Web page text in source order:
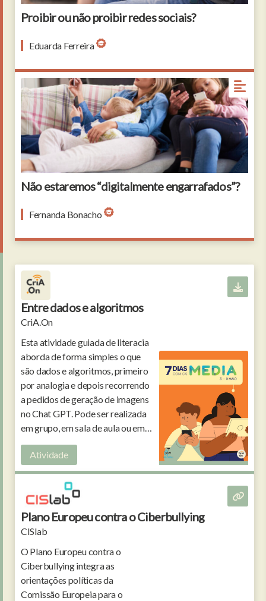
Proibir ou não proibir redes sociais?
Eduarda Ferreira
Parents and children using mobile phone in living
room
Não estaremos “digitalmente engarrafados”?
Fernanda Bonacho
Entre dados e algoritmos
CriA.On
Esta atividade guiada de literacia
aborda de forma simples o que
são dados e algoritmos, primeiro
por analogia e depois recorrendo
a pedidos de geração de imagens
no Chat GPT. Pode ser realizada
em grupo, em sala de aula ou em
família.
Atividade
Plano Europeu contra o Ciberbullying
CISlab
O Plano Europeu contra o
Ciberbullying integra as
orientações políticas da
Comissão Europeia para o